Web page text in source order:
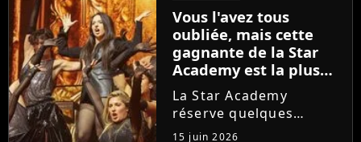
cet ancien gagnant de
l'émission...
Vous l'avez tous
oubliée, mais cette
gagnante de la Star
Academy est la plus
écoutée de l'histoire
de l'émission !
La Star Academy
réserve quelques
surprises. Cette
15 juin 2026